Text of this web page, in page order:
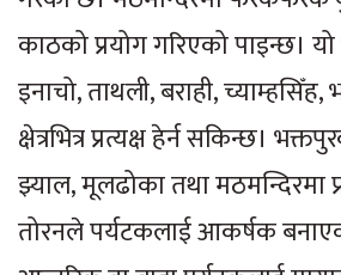
काठको प्रयोग गरिएको पाइन्छ।
इनाचो, ताथली, बराही,
क्षेत्रभित्र प्रत्यक्ष हेर्न सकिन्छ।
झ्याल, मूलढोका तथा मठमन्दिरमा
तोरनले पर्यटकलाई आकर्षक